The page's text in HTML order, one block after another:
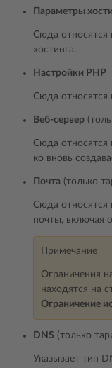
Параметры
Сюда относятся
хостинга.
Настройки PHP
Сюда относятся
Веб-сервер
Сюда относятся
ко вновь
Почта (только
Сюда относятся
почты, включая
Примечание
Ограничения
находятся на
Ограничение
DNS (только
Указывает тип